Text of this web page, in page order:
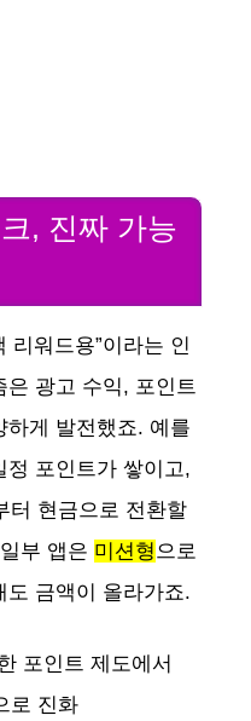
, 진짜 가능
리워드용”이라는 인
광고 수익, 포인트
게 발전했죠. 예를
정 포인트가 쌓이고,
터 현금으로 전환할
부 앱은 미션형 으로
도 금액이 올라가죠.
포인트 제도에서
로 진화